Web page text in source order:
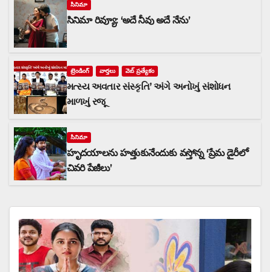
సినిమా
సినిమా రివ్యూ: ‘అదే నీవు అదే నేను’
ట్రెండింగ్ వార్త‌లు వెబ్ ప్రత్యేకం
મત્સ્ય અવતાર સંસ્કૃતિ’ અંગે અનોખું સંશોધન
માળખું રજૂ
సినిమా
హృదయాలను హత్తుకునేందుకు వస్తోన్న ‘ప్రేమ డైరీలో
చివరి పేజీలు’